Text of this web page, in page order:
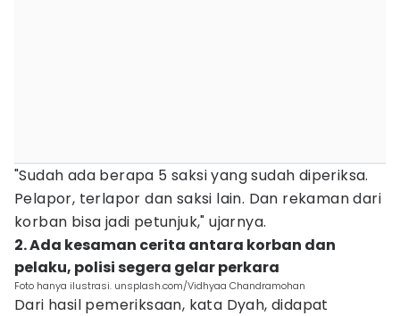
"Sudah ada berapa 5 saksi yang sudah diperiksa.
Pelapor, terlapor dan saksi lain. Dan rekaman dari
korban bisa jadi petunjuk," ujarnya.
2. Ada kesaman cerita antara korban dan
pelaku, polisi segera gelar perkara
Foto hanya ilustrasi. unsplash.com/Vidhyaa Chandramohan
Dari hasil pemeriksaan, kata Dyah, didapat